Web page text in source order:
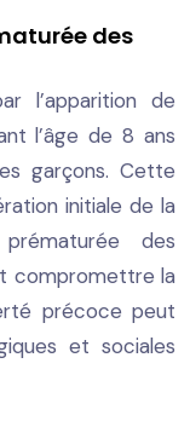
des
l’apparition de
l’âge de 8 ans
garçons. Cette
initiale de la
des
compromettre la
précoce peut
et sociales